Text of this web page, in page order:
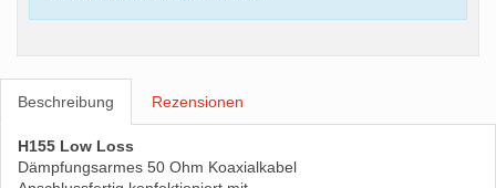
Beschreibung Rezensionen
H155 Low Loss
Dämpfungsarmes 50 Ohm Koaxialkabel